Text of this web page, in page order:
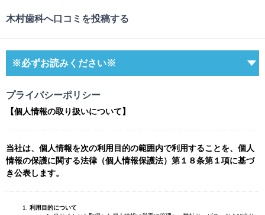
木村歯科へ口コミを投稿する
※必ずお読みください※
プライバシーポリシー
【個人情報の取り扱いについて】
当社は、個人情報を次の利用目的の範囲内で利用することを、個人
情報の保護に関する法律（個人情報保護法）第１８条第１項に基づ
き公表します。
利用目的について